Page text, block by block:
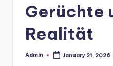
Gerüchte
Realität
Posted
Admin January 21, 2026